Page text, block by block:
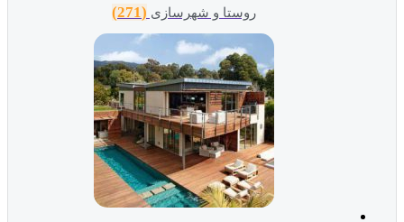
روستا و شهرسازی (271)